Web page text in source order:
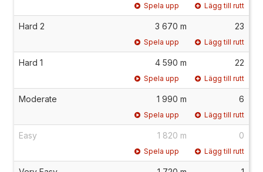
Spela upp Lägg till rutt
Hard 2 3 670 m 23
Spela upp Lägg till rutt
Hard 1 4 590 m 22
Spela upp Lägg till rutt
Moderate 1 990 m 6
Spela upp Lägg till rutt
Easy 1 820 m 0
Spela upp Lägg till rutt